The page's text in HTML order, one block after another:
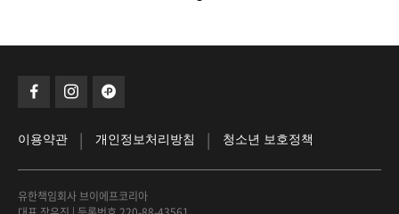
이용약관 | 개인정보처리방침 | 청소년 보호정책
유한책임회사 브이에프코리아